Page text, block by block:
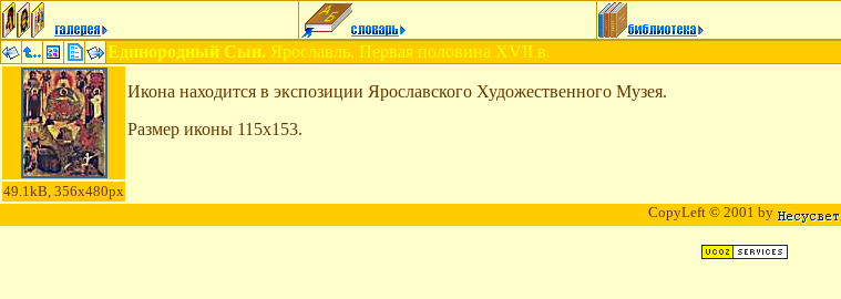
Единородный Сын. Ярославль. Первая половина XVII в.
49.1kB, 356x480px
Икона находится в экспозиции Ярославского Художественного Музея.
Размер иконы 115x153.
CopyLeft © 2001 by